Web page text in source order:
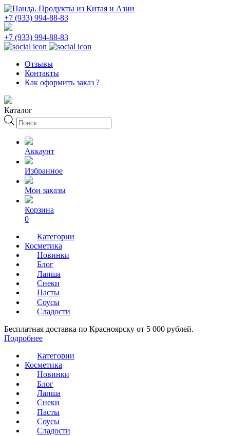
+7 (933) 994-88-83
+7 (933) 994-88-83
Отзывы
Контакты
Как оформить заказ ?
Каталог
Поиск
товаров
Аккаунт
Избранное
Мои заказы
Корзина
0
Категории
Косметика
Новинки
Блог
Лапша
Снеки
Пасты
Соусы
Сладости
Бесплатная доставка по Красноярску от 5 000 рублей.
Подробнее
Категории
Косметика
Новинки
Блог
Лапша
Снеки
Пасты
Соусы
Сладости